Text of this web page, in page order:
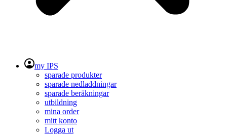
my IPS
sparade produkter
sparade nedladdningar
sparade beräkningar
utbildning
mina order
mitt konto
Logga ut